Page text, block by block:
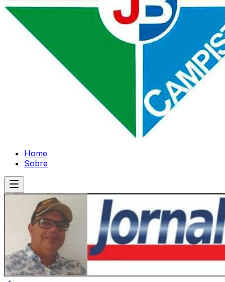
Home
Sobre